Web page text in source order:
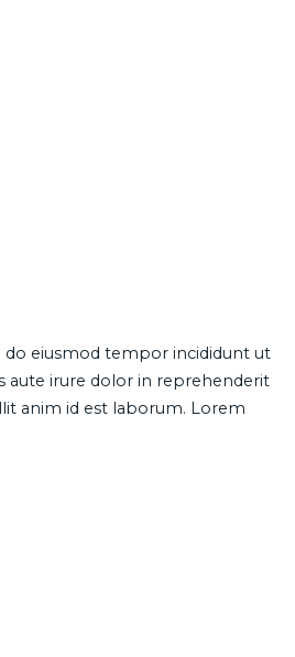
do eiusmod tempor incididunt ut
aute irure dolor in reprehenderit
anim id est laborum. Lorem